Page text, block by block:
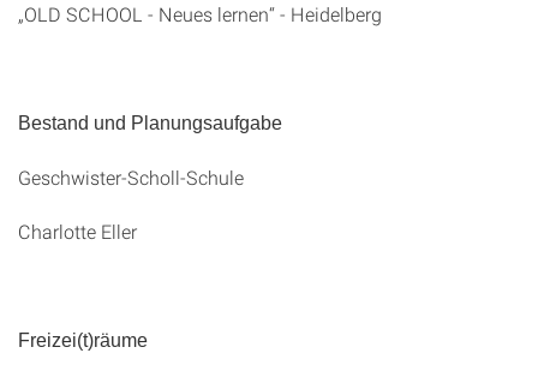
„OLD SCHOOL - Neues lernen“ - Heidelberg
Bestand und Planungsaufgabe
Geschwister-Scholl-Schule
Charlotte Eller
Freizei(t)räume